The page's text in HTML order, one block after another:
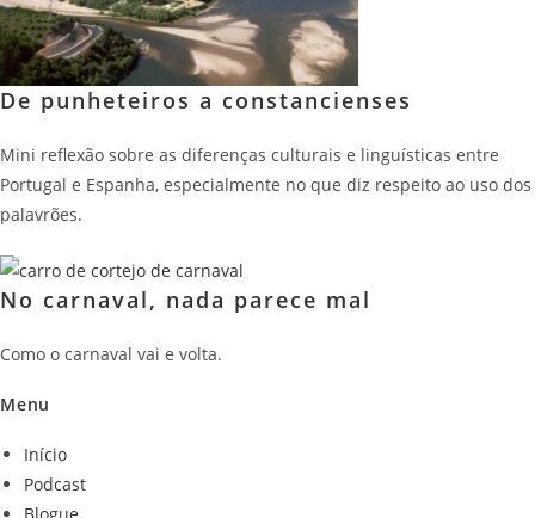
De punheteiros a constancienses
Mini reflexão sobre as diferenças culturais e linguísticas entre
Portugal e Espanha, especialmente no que diz respeito ao uso dos
palavrões.
No carnaval, nada parece mal
Como o carnaval vai e volta.
Menu
Início
Podcast